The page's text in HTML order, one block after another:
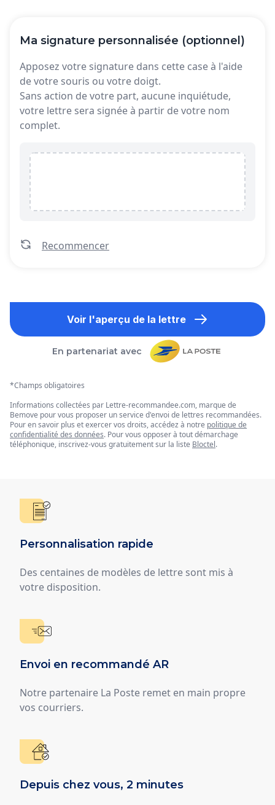
Ma signature personnalisée (optionnel)
Apposez votre signature dans cette case à l'aide
de votre souris ou votre doigt.
Sans action de votre part, aucune inquiétude,
votre lettre sera signée à partir de votre nom
complet.
Recommencer
Voir l'aperçu de la lettre
En partenariat avec
*Champs obligatoires
Informations collectées par Lettre-recommandee.com, marque de
Bemove pour vous proposer un service d'envoi de lettres recommandées.
Pour en savoir plus et exercer vos droits, accédez à notre politique de
confidentialité des données. Pour vous opposer à tout démarchage
téléphonique, inscrivez-vous gratuitement sur la liste Bloctel.
Personnalisation rapide
Des centaines de modèles de lettre sont mis à
votre disposition.
Envoi en recommandé AR
Notre partenaire La Poste remet en main propre
vos courriers.
Depuis chez vous, 2 minutes